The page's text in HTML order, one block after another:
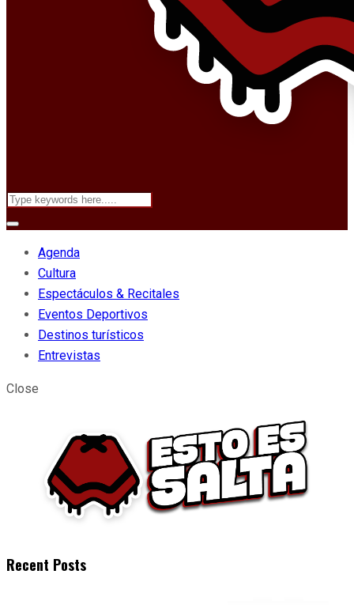
Agenda
Cultura
Espectáculos & Recitales
Eventos Deportivos
Destinos turísticos
Entrevistas
Close
Recent Posts